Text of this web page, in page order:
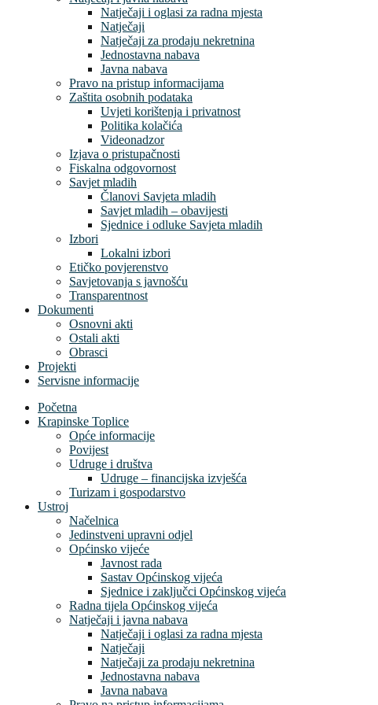
Natječaji i oglasi za radna mjesta
Natječaji
Natječaji za prodaju nekretnina
Jednostavna nabava
Javna nabava
Pravo na pristup informacijama
Zaštita osobnih podataka
Uvjeti korištenja i privatnost
Politika kolačića
Videonadzor
Izjava o pristupačnosti
Fiskalna odgovornost
Savjet mladih
Članovi Savjeta mladih
Savjet mladih – obavijesti
Sjednice i odluke Savjeta mladih
Izbori
Lokalni izbori
Etičko povjerenstvo
Savjetovanja s javnošću
Transparentnost
Dokumenti
Osnovni akti
Ostali akti
Obrasci
Projekti
Servisne informacije
Početna
Krapinske Toplice
Opće informacije
Povijest
Udruge i društva
Udruge – financijska izvješća
Turizam i gospodarstvo
Ustroj
Načelnica
Jedinstveni upravni odjel
Općinsko vijeće
Javnost rada
Sastav Općinskog vijeća
Sjednice i zaključci Općinskog vijeća
Radna tijela Općinskog vijeća
Natječaji i javna nabava
Natječaji i oglasi za radna mjesta
Natječaji
Natječaji za prodaju nekretnina
Jednostavna nabava
Javna nabava